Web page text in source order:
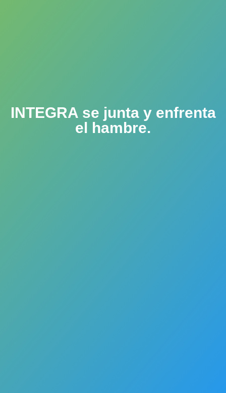
INTEGRA se junta y enfrenta
el hambre.